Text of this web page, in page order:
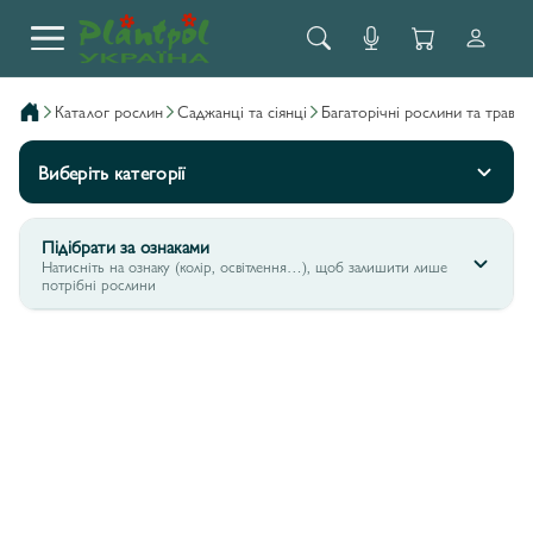
каталог рослин саджанці та сіянці багаторічні рослини та трави
Виберіть категорії
Підібрати за ознаками
Натисніть на ознаку (колір, освітлення…), щоб залишити лише
потрібні рослини